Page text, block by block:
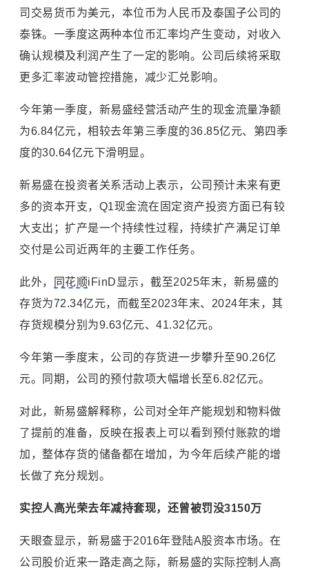
司交易货币为美元，本位币为人民币及泰国子公司的
泰铢。一季度这两种本位币汇率均产生变动，对收入
确认规模及利润产生了一定的影响。公司后续将采取
更多汇率波动管控措施，减少汇兑影响。
今年第一季度，新易盛经营活动产生的现金流量净额
为6.84亿元，相较去年第三季度的36.85亿元、第四季
度的30.64亿元下滑明显。
新易盛在投资者关系活动上表示，公司预计未来有更
多的资本开支，Q1现金流在固定资产投资方面已有较
大支出；扩产是一个持续性过程，持续扩产满足订单
交付是公司近两年的主要工作任务。
此外， 同花顺iFinD显示，截至2025年末，新易盛的
存货为72.34亿元，而截至2023年末、2024年末，其
存货规模分别为9.63亿元、41.32亿元。
今年第一季度末，公司的存货进一步攀升至90.26亿
元。同期，公司的预付款项大幅增长至6.82亿元。
对此，新易盛解释称，公司对全年产能规划和物料做
了提前的准备，反映在报表上可以看到预付账款的增
加，整体存货的储备都在增加，为今年后续产能的增
长做了充分规划。
实控人高光荣去年减持套现，还曾被罚没3150万
天眼查显示，新易盛于2016年登陆A股资本市场。在
公司股价近来一路走高之际，新易盛的实际控制人高